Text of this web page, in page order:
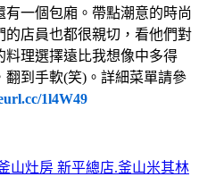
有一個包廂。帶點潮意的時尚
店員也都很親切，看他們對
理選擇遠比我想像中多得
到手軟(笑)。詳細菜單請參
1l4W49
山灶房 新平總店.釜山米其林